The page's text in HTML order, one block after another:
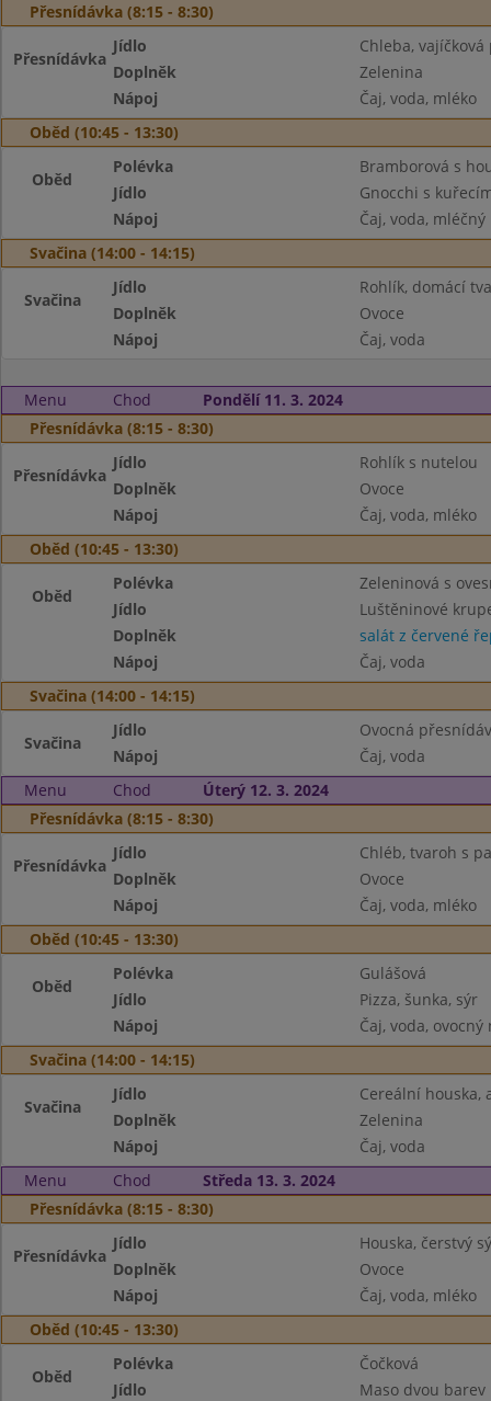
Přesnídávka (8:15 - 8:30)
Přesnídávka
Jídlo
Chleba,
Doplněk
Zelenina
Nápoj
Čaj, voda, mléko
Oběd (10:45 - 13:30)
Oběd
Polévka
Bramborová s
Jídlo
Gnocchi s
Nápoj
Čaj, voda,
Svačina (14:00 - 14:15)
Svačina
Jídlo
Rohlík, domácí
Doplněk
Ovoce
Nápoj
Čaj, voda
Menu Chod
Pondělí 11. 3. 2024
Přesnídávka (8:15 - 8:30)
Přesnídávka
Jídlo
Rohlík s nutelou
Doplněk
Ovoce
Nápoj
Čaj, voda, mléko
Oběd (10:45 - 13:30)
Oběd
Polévka
Zeleninová s
Jídlo
Luštěninové
Doplněk
salát z červené
Nápoj
Čaj, voda
Svačina (14:00 - 14:15)
Svačina
Jídlo
Ovocná
Nápoj
Čaj, voda
Menu
Chod
Úterý 12. 3. 2024
Přesnídávka (8:15 - 8:30)
Přesnídávka
Jídlo
Chléb, tvaroh s
Doplněk
Ovoce
Nápoj
Čaj, voda, mléko
Oběd (10:45 - 13:30)
Oběd
Polévka
Gulášová
Jídlo
Pizza, šunka, sýr
Nápoj
Čaj, voda, ovocný
Svačina (14:00 - 14:15)
Svačina
Jídlo
Cereální houska,
Doplněk
Zelenina
Nápoj
Čaj, voda
Menu
Chod
Středa 13. 3. 2024
Přesnídávka (8:15 - 8:30)
Přesnídávka
Jídlo
Houska, čerstvý
Doplněk
Ovoce
Nápoj
Čaj, voda, mléko
Oběd (10:45 - 13:30)
Oběd
Polévka
Čočková
Jídlo
Maso dvou barev